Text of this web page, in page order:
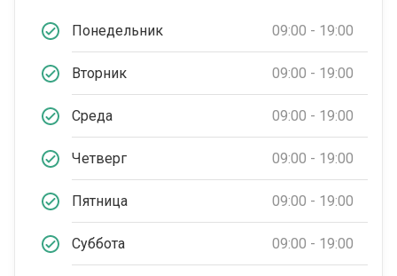
Понедельник 09:00 - 19:00
Вторник 09:00 - 19:00
Среда 09:00 - 19:00
Четверг 09:00 - 19:00
Пятница 09:00 - 19:00
Суббота 09:00 - 19:00